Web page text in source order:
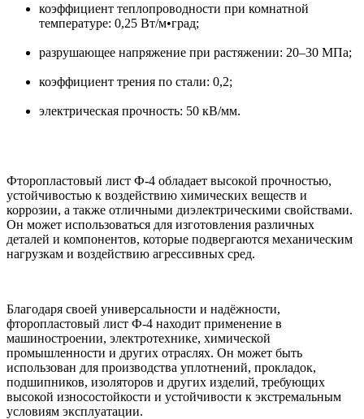
коэффициент теплопроводности при комнатной
температуре: 0,25 Вт/м•град;
разрушающее напряжение при растяжении: 20–30 МПа;
коэффициент трения по стали: 0,2;
электрическая прочность: 50 кВ/мм.
Фторопластовый лист Ф-4 обладает высокой прочностью,
устойчивостью к воздействию химических веществ и
коррозии, а также отличными диэлектрическими свойствами.
Он может использоваться для изготовления различных
деталей и компонентов, которые подвергаются механическим
нагрузкам и воздействию агрессивных сред.
Благодаря своей универсальности и надёжности,
фторопластовый лист Ф-4 находит применение в
машиностроении, электротехнике, химической
промышленности и других отраслях. Он может быть
использован для производства уплотнений, прокладок,
подшипников, изоляторов и других изделий, требующих
высокой износостойкости и устойчивости к экстремальным
условиям эксплуатации.